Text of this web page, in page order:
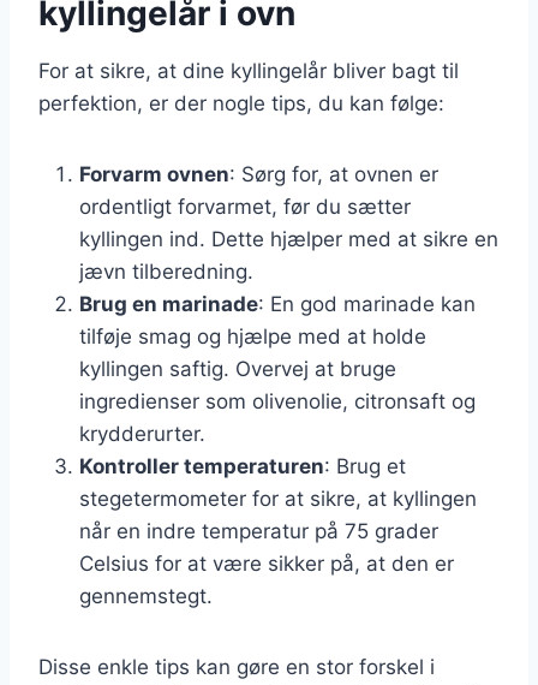
kyllingelår i ovn
For at sikre, at dine kyllingelår bliver bagt til
perfektion, er der nogle tips, du kan følge:
Forvarm ovnen: Sørg for, at ovnen er
ordentligt forvarmet, før du sætter
kyllingen ind. Dette hjælper med at sikre en
jævn tilberedning.
Brug en marinade: En god marinade kan
tilføje smag og hjælpe med at holde
kyllingen saftig. Overvej at bruge
ingredienser som olivenolie, citronsaft og
krydderurter.
Kontroller temperaturen: Brug et
stegetermometer for at sikre, at kyllingen
når en indre temperatur på 75 grader
Celsius for at være sikker på, at den er
gennemstegt.
Disse enkle tips kan gøre en stor forskel i